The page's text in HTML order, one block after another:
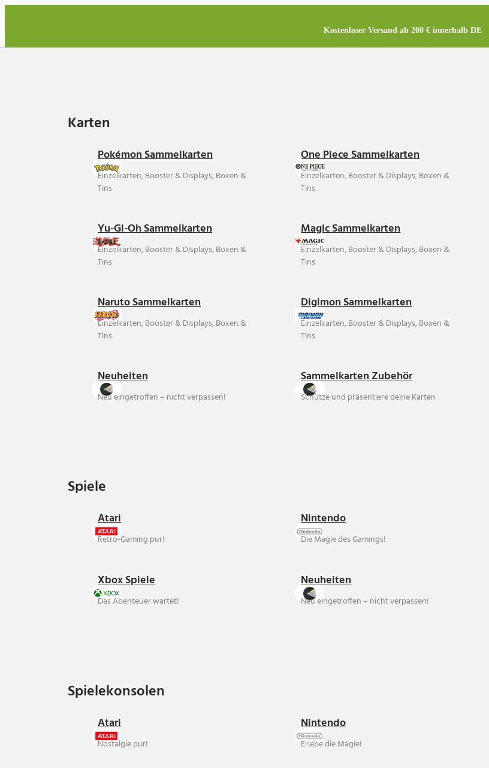
Kostenloser Versand ab 200 € innerhalb DE
Karten
Pokémon Sammelkarten
Einzelkarten, Booster & Displays, Boxen &
Tins
One Piece Sammelkarten
Einzelkarten, Booster & Displays, Boxen &
Tins
Yu-Gi-Oh Sammelkarten
Einzelkarten, Booster & Displays, Boxen &
Tins
Magic Sammelkarten
Einzelkarten, Booster & Displays, Boxen &
Tins
Naruto Sammelkarten
Einzelkarten, Booster & Displays, Boxen &
Tins
Digimon Sammelkarten
Einzelkarten, Booster & Displays, Boxen &
Tins
Neuheiten
Neu eingetroffen – nicht verpassen!
Sammelkarten Zubehör
Schütze und präsentiere deine Karten
Spiele
Atari
Retro-Gaming pur!
Nintendo
Die Magie des Gamings!
Xbox Spiele
Das Abenteuer wartet!
Neuheiten
Neu eingetroffen – nicht verpassen!
Spielekonsolen
Atari
Nostalgie pur!
Nintendo
Erlebe die Magie!